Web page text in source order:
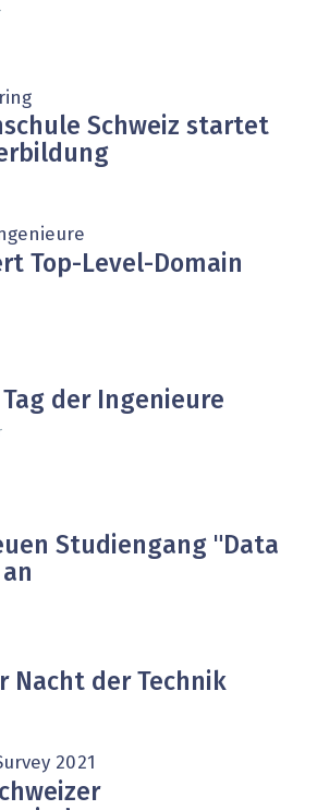
Schweiz startet
Top-Level-Domain
der Ingenieure
Studiengang "Data
Nacht der Technik
2021